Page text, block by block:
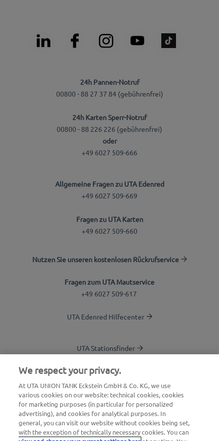
24h Pannen-Notruf
00800 - 88 27 37 84 (gebührenfrei)
24h Karten Sperr-Notruf
00800 - 88 226 226 (gebührenfrei)
oder
+49 6027 509-666
Allgemeine Fragen zu UTA Edenred
+49 6027 509-669
Fragen zu UTA Karten
+49 6027 509-660
Nutzen Sie unseren kostenlosen Rückrufservice
Fragen zum UTA Mautservice
+49 6027 509-617
UTA Edenred Hilfecenter
UTA Stationsfinder
Blog
Login Kundenbereich
Über UTA Edenred
UTA Academy
We respect your privacy.
At UTA UNION TANK Eckstein GmbH & Co. KG, we use
various cookies on our website: technical cookies, cookies
for marketing purposes (in particular for personalized
advertising), and cookies for analytical purposes. In
general, you can visit our website without cookies being set,
with the exception of technically necessary cookies. You can